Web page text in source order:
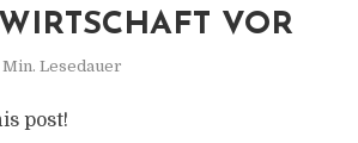
VOR
Min. Lesedauer
post!